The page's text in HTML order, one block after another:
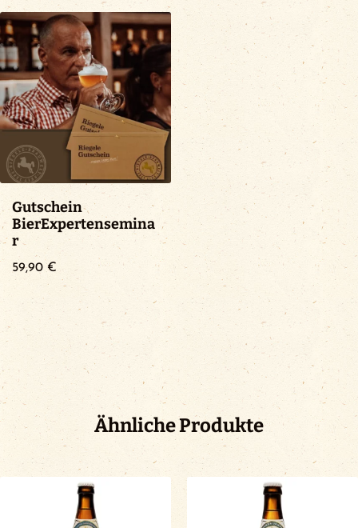
Gutschein
BierExpertensemina
r
59,90€
Ähnliche Produkte